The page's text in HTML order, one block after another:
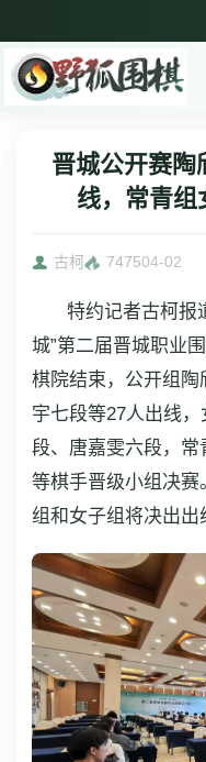
晋城公开赛陶
线，常青组
古柯 747504-02
特约记者古柯报
城”第二届晋城职业
棋院结束，公开组陶
宇七段等27人出线
段、唐嘉雯六段，
等棋手晋级小组决
组和女子组将决出出